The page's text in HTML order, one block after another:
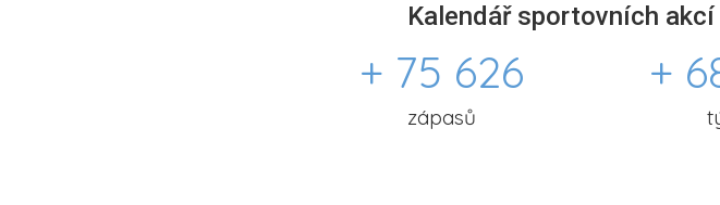
Kalendář sportovních
+ 75 626
zápasů
+